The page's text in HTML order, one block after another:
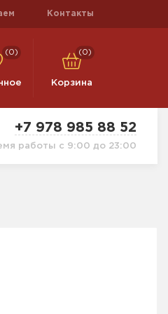
Контакты
(0) (0)
Корзина
+7 978 985 88 52
работы с 9:00 до 23:00